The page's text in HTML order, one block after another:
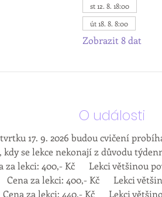
st 12. 8. 18:00
út 18. 8. 8:00
Zobrazit 8 dat
O události
17. 9. 2026 budou cvičení
se lekce nekonají z důvodu
: 18:00 – 19:30          	Cena za lekci: 400,- Kč      Lekci
Cena za lekci: 400,- Kč      Lekci
Cena za lekci: 440,- Kč      Lekci